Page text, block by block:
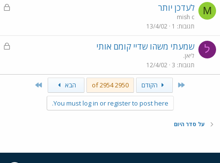
M
נ
לעדכן יותר
mish c
תגובות 1
13/4/02
ל
נ
ל
שמעתי משהו שדיי קומם אותי
ליאן.
תגובות 3
12/4/02
First הקודם 2950 of 2954 הבא
You must log in or register to post here.
על סדר היום